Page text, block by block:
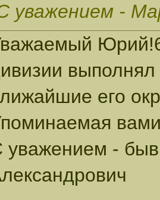
уважением -
выполнял
его
уважением -